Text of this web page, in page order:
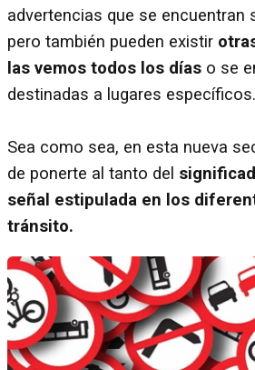
advertencias que se encuentran
pero también pueden existir
las vemos todos los días o se
destinadas a lugares específicos.
Sea como sea, en esta nueva
de ponerte al tanto del
señal estipulada en los
tránsito.